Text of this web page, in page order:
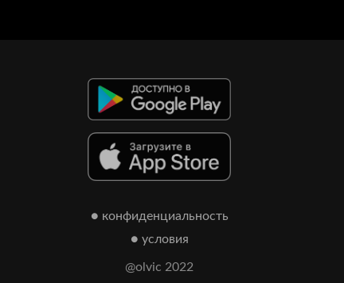
● конфиденциальность
● условия
@olvic 2022